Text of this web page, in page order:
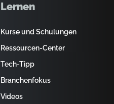
Lernen
Kurse und Schulungen
Ressourcen-Center
Tech-Tipp
Branchenfokus
Videos